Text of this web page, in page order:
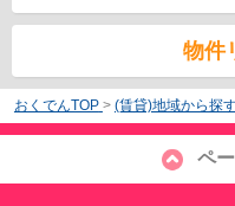
物件
おくでんTOP > (賃貸)地域から探
ペ